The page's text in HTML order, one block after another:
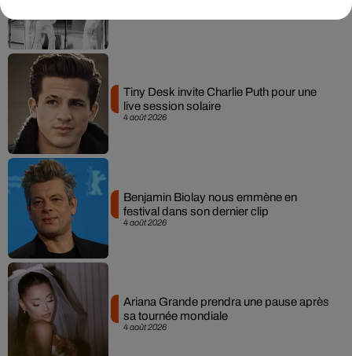
4 août 2026
Tiny Desk invite Charlie Puth pour une
live session solaire
4 août 2026
Benjamin Biolay nous emmène en
festival dans son dernier clip
4 août 2026
Ariana Grande prendra une pause après
sa tournée mondiale